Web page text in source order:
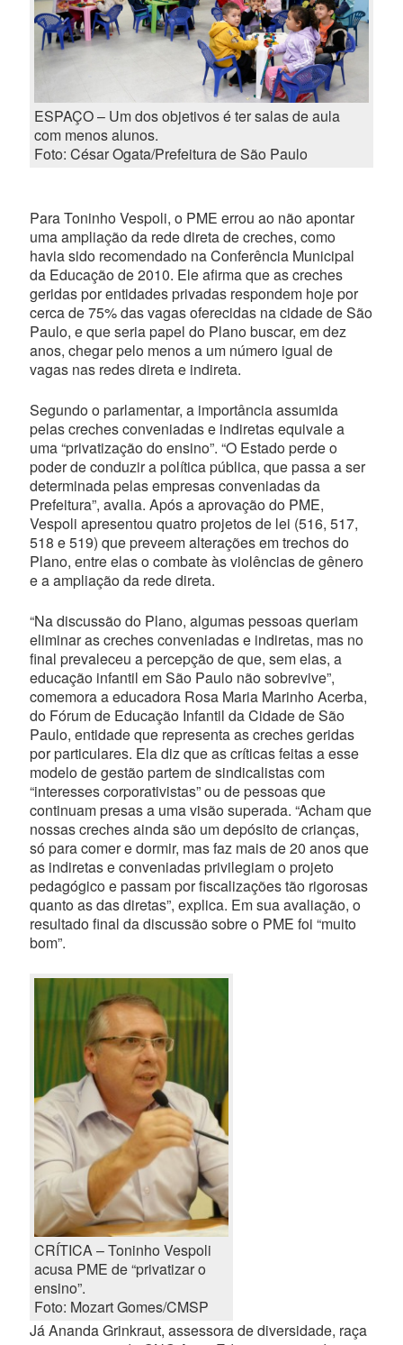
ESPAÇO – Um dos objetivos é ter salas de aula
com menos alunos.
Foto: César Ogata/Prefeitura de São Paulo
Para Toninho Vespoli, o PME errou ao não apontar
uma ampliação da rede direta de creches, como
havia sido recomendado na Conferência Municipal
da Educação de 2010. Ele afirma que as creches
geridas por entidades privadas respondem hoje por
cerca de 75% das vagas oferecidas na cidade de São
Paulo, e que seria papel do Plano buscar, em dez
anos, chegar pelo menos a um número igual de
vagas nas redes direta e indireta.
Segundo o parlamentar, a importância assumida
pelas creches conveniadas e indiretas equivale a
uma “privatização do ensino”. “O Estado perde o
poder de conduzir a política pública, que passa a ser
determinada pelas empresas conveniadas da
Prefeitura”, avalia. Após a aprovação do PME,
Vespoli apresentou quatro projetos de lei (516, 517,
518 e 519) que preveem alterações em trechos do
Plano, entre elas o combate às violências de gênero
e a ampliação da rede direta.
“Na discussão do Plano, algumas pessoas queriam
eliminar as creches conveniadas e indiretas, mas no
final prevaleceu a percepção de que, sem elas, a
educação infantil em São Paulo não sobrevive”,
comemora a educadora Rosa Maria Marinho Acerba,
do Fórum de Educação Infantil da Cidade de São
Paulo, entidade que representa as creches geridas
por particulares. Ela diz que as críticas feitas a esse
modelo de gestão partem de sindicalistas com
“interesses corporativistas” ou de pessoas que
continuam presas a uma visão superada. “Acham que
nossas creches ainda são um depósito de crianças,
só para comer e dormir, mas faz mais de 20 anos que
as indiretas e conveniadas privilegiam o projeto
pedagógico e passam por fiscalizações tão rigorosas
quanto as das diretas”, explica. Em sua avaliação, o
resultado final da discussão sobre o PME foi “muito
bom”.
CRÍTICA – Toninho Vespoli
acusa PME de “privatizar o
ensino”.
Foto: Mozart Gomes/CMSP
Já Ananda Grinkraut, assessora de diversidade, raça